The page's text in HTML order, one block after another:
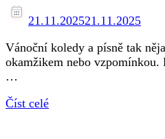
21.11.202521.11.2025
Vánoční koledy a písně tak
okamžikem nebo vzpomínkou.
…
Číst celé